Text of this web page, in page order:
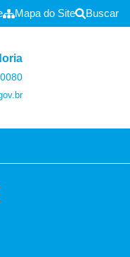
Mapa do Site Buscar